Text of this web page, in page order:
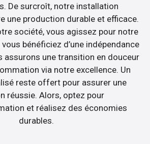
De surcroît, notre installation
une production durable et efficace.
société, vous agissez pour notre
bénéficiez d’une indépendance
assurons une transition en douceur
via notre excellence. Un
reste offert pour assurer une
réussie. Alors, optez pour
et réalisez des économies
durables.